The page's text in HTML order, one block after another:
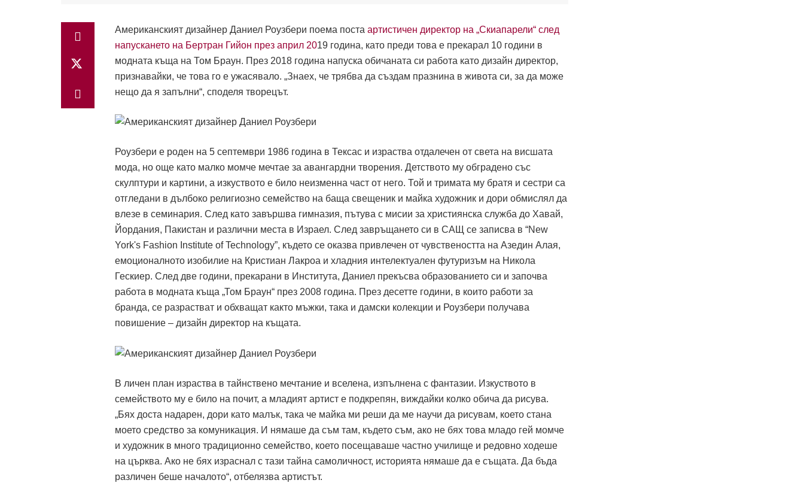
Американският дизайнер Даниел Роузбери поема поста артистичен директор на „Скиапарели“ след
напускането на Бертран Гийон през април 2019 година, като преди това е прекарал 10 години в
модната къща на Том Браун. През 2018 година напуска обичаната си работа като дизайн директор,
признавайки, че това го е ужасявало. „Знаех, че трябва да създам празнина в живота си, за да може
нещо да я запълни“, споделя творецът.
Роузбери е роден на 5 септември 1986 година в Тексас и израства отдалечен от света на висшата
мода, но още като малко момче мечтае за авангардни творения. Детството му обградено със
скулптури и картини, а изкуството е било неизменна част от него. Той и тримата му братя и сестри са
отгледани в дълбоко религиозно семейство на баща свещеник и майка художник и дори обмислял да
влезе в семинария. След като завършва гимназия, пътува с мисии за християнска служба до Хавай,
Йордания, Пакистан и различни места в Израел. След завръщането си в САЩ се записва в “New
York's Fashion Institute of Technology”, където се оказва привлечен от чувствеността на Азедин Алая,
емоционалното изобилие на Кристиан Лакроа и хладния интелектуален футуризъм на Никола
Гескиер. След две години, прекарани в Института, Даниел прекъсва образованието си и започва
работа в модната къща „Том Браун“ през 2008 година. През десетте години, в които работи за
бранда, се разрастват и обхващат както мъжки, така и дамски колекции и Роузбери получава
повишение – дизайн директор на къщата.
В личен план израства в тайнствено мечтание и вселена, изпълнена с фантазии. Изкуството в
семейството му е било на почит, а младият артист е подкрепян, виждайки колко обича да рисува.
„Бях доста надарен, дори като малък, така че майка ми реши да ме научи да рисувам, което стана
моето средство за комуникация. И нямаше да съм там, където съм, ако не бях това младо гей момче
и художник в много традиционно семейство, което посещаваше частно училище и редовно ходеше
на църква. Ако не бях израснал с тази тайна самоличност, историята нямаше да е същата. Да бъда
различен беше началото“, отбелязва артистът.